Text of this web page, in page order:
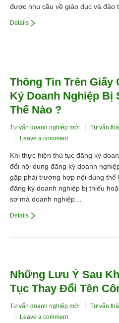
được nhu cầu về giáo dục và đào
Details
Thông Tin Trên Giấy
Ký Doanh Nghiệp Bị
Thế Nào ?
Tư vấn doanh nghiệp mới
Tư vấn
Leave a comment
Khi thực hiện thủ tục đăng ký
đổi nội dung đăng ký doanh
gặp phải trường hợp nội dung thể
đăng ký doanh nghiệp bị thiếu
sơ mà doanh nghiệp…
Details
Những Lưu Ý Sau
Tục Thay Đổi Tên
Tư vấn doanh nghiệp mới
Tư vấn
Leave a comment